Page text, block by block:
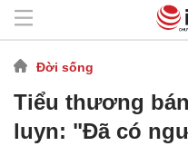
Đời sống
Tiểu thương
luyn: "Đã có